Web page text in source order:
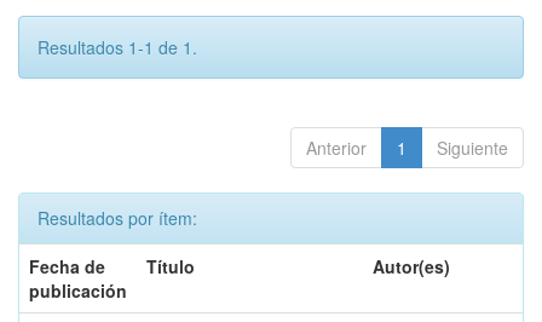
Resultados 1-1 de 1.
Anterior 1 Siguiente
Resultados por ítem:
Fecha de
publicación
Título Autor(es)